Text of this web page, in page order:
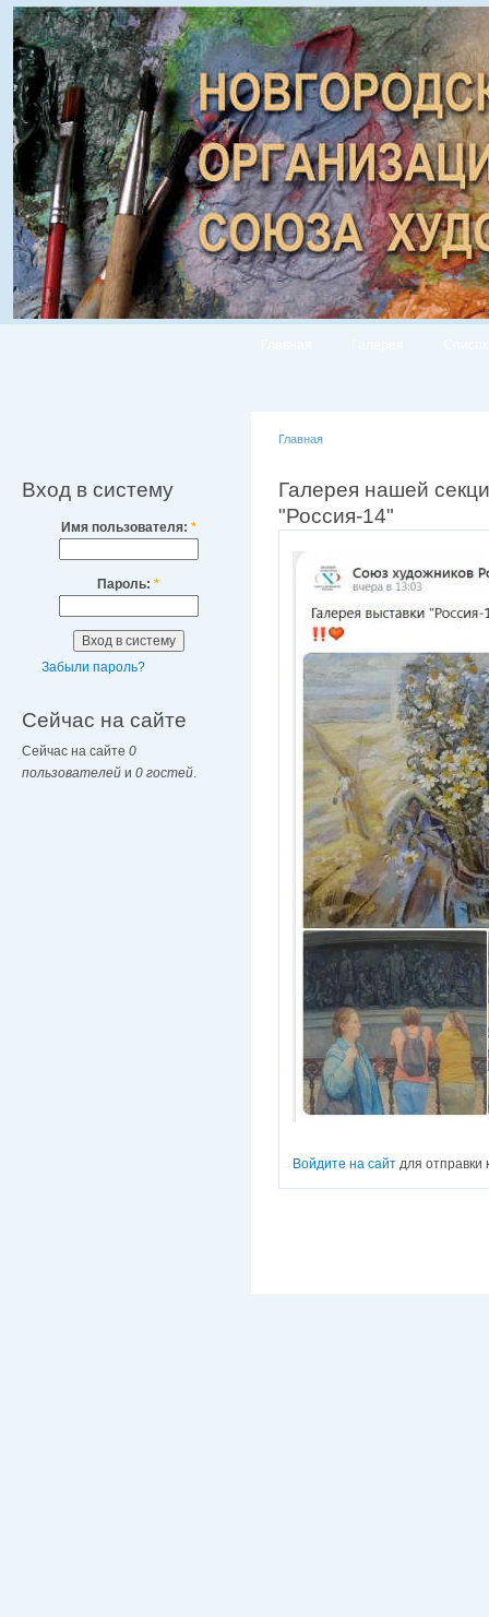
Вход в систему
Имя пользователя: *
Пароль: *
Забыли пароль?
Сейчас на сайте
Сейчас на сайте 0
пользователей и 0 гостей
Главная
Галерея нашей
"Россия-14"
Войдите на сайт для отправки